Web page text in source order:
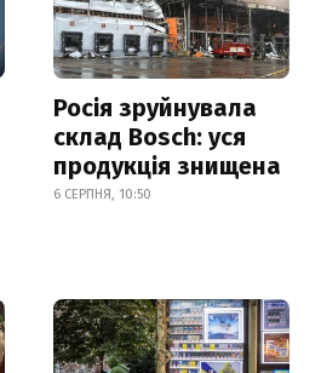
Росія зруйнувала
склад Bosch: уся
продукція знищена
6 СЕРПНЯ, 10:50